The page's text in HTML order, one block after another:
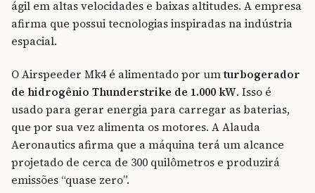
ágil em altas velocidades e baixas altitudes. A empresa
afirma que possui tecnologias inspiradas na indústria
espacial.
O Airspeeder Mk4 é alimentado por umturbogerador
de hidrogênio Thunderstrike de 1.000 kW. Isso é
usado para gerar energia para carregar as baterias,
que por sua vez alimenta os motores. A Alauda
Aeronautics afirma que a máquina terá um alcance
projetado de cerca de 300 quilômetros e produzirá
emissões “quase zero”.